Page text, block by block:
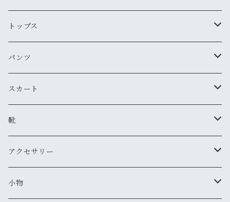
デニムジャケット
古着
新品
レザージャケット
古着
新品
ミリタリージャケット
古着
新品
ダウンジャケット
古着
新品
スタジアムジャンバー
古着
ワークジャケット
トップス
ニット・セーター
古着
新品
カーディガン
Tシャツ・カットソー（半袖・袖無し）
古着
新品
Tシャツ・カットソー（長袖・７分）
新品
ポロシャツ
パンツ
デニム・ジーンズ
古着
新品
ワークパンツ
新品
古着
ミリタリー・カーゴパンツ
新品
チノパン
スカート
古着
靴
スニーカー
ブーツ
アクセサリー
ネックレス
小物